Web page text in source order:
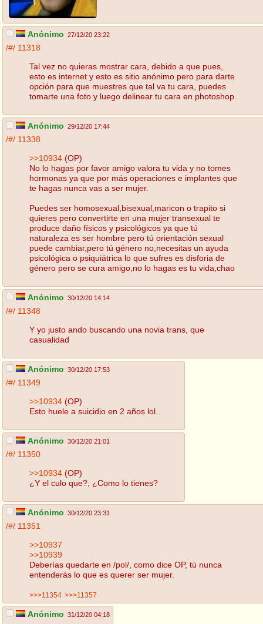
Anónimo 27/12/20 23:22
/#/ 11318
Tal vez no quieras mostrar cara, debido a que pues,
esto es internet y esto es sitio anónimo pero para darte
opción para que muestres que tal va tu cara, puedes
tomarte una foto y luego delinear tu cara en photoshop.
Anónimo 29/12/20 17:44
/#/ 11338
>>10934 (OP)
No lo hagas por favor amigo valora tu vida y no tomes
hormonas ya que por más operaciones e implantes que
te hagas nunca vas a ser mujer.
Puedes ser homosexual,bisexual,maricon o trapito si
quieres pero convertirte en una mujer transexual te
produce daño físicos y psicológicos ya que tú
naturaleza es ser hombre pero tú orientación sexual
puede cambiar,pero tú género no,necesitas un ayuda
psicológica o psiquiátrica lo que sufres es disforia de
género pero se cura amigo,no lo hagas es tu vida,chao
Anónimo 30/12/20 14:14
/#/ 11348
Y yo justo ando buscando una novia trans, que
casualidad
Anónimo 30/12/20 17:53
/#/ 11349
>>10934 (OP)
Esto huele a suicidio en 2 años lol.
Anónimo 30/12/20 21:01
/#/ 11350
>>10934 (OP)
¿Y el culo que?, ¿Como lo tienes?
Anónimo 30/12/20 23:31
/#/ 11351
>>10937
>>10939
Deberías quedarte en /pol/, como dice OP, tú nunca
entenderás lo que es querer ser mujer.
>>>11354 >>>11357
Anónimo 31/12/20 04:18